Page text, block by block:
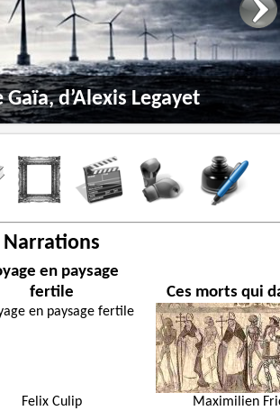
d’Alexis Legayet
Narrations
en paysage
fertile
Felix Culip
Ces morts qui
Maximilien